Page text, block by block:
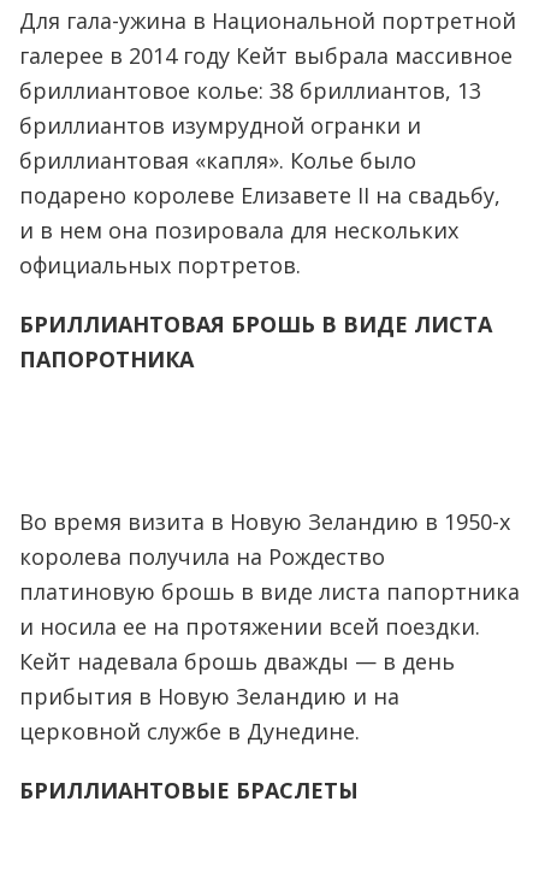
Для гала-ужина в Национальной портретной
галерее в 2014 году Кейт выбрала массивное
бриллиантовое колье: 38 бриллиантов, 13
бриллиантов изумрудной огранки и
бриллиантовая «капля». Колье было
подарено королеве Елизавете II на свадьбу,
и в нем она позировала для нескольких
официальных портретов.
БРИЛЛИАНТОВАЯ БРОШЬ В ВИДЕ ЛИСТА
ПАПОРОТНИКА
Во время визита в Новую Зеландию в 1950-х
королева получила на Рождество
платиновую брошь в виде листа папортника
и носила ее на протяжении всей поездки.
Кейт надевала брошь дважды — в день
прибытия в Новую Зеландию и на
церковной службе в Дунедине.
БРИЛЛИАНТОВЫЕ БРАСЛЕТЫ